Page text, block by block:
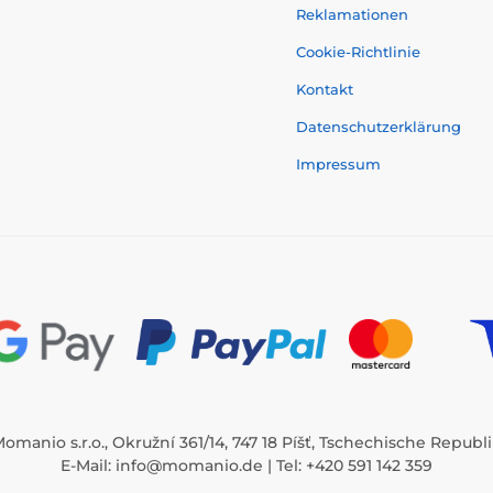
Reklamationen
Cookie-Richtlinie
Kontakt
Datenschutzerklärung
Impressum
s.r.o., Okružní 361/14, 747 18 Píšť, Tschechische
E-Mail: info@momanio.de | Tel: +420 591 142 359